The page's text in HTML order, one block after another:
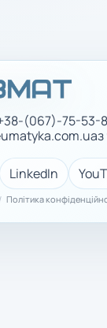
(067)-75-53-
LinkedIn
Політика